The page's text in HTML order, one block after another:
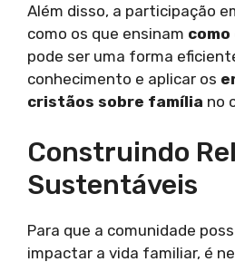
Além disso, a participação
como os que ensinam
pode ser uma forma
conhecimento e aplicar os
cristãos sobre família no
Construindo
Sustentáveis
Para que a comunidade
impactar a vida familiar, é